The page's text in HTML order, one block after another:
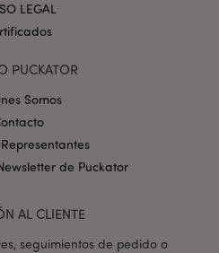
LEGAL
PUCKATOR
Somos
de Puckator
AL CLIENTE
seguimientos de pedido o
section-
Política de privacidad de